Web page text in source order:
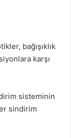
bağışıklık
karşı
sisteminin
sindirim